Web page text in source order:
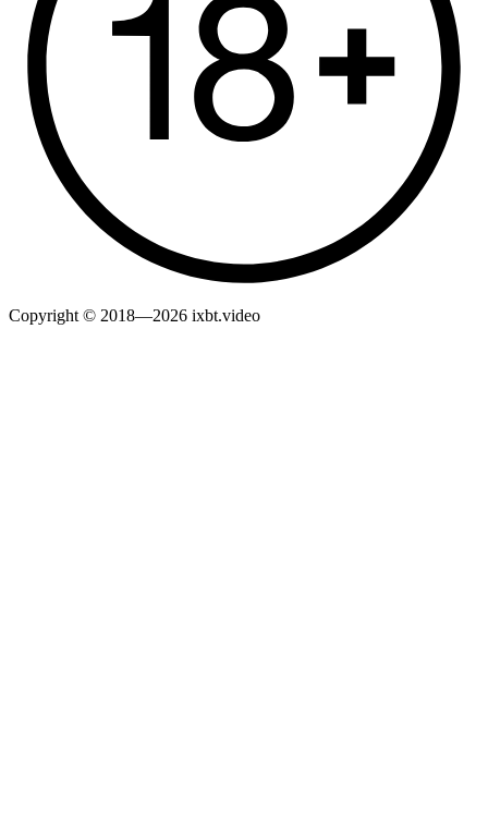
Copyright © 2018—2026 ixbt.video